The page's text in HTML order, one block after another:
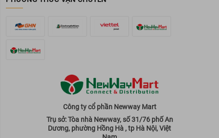
Công ty cổ phần Newway Mart
Trụ sở: Tòa nhà Newway, số 31/76 phố An
Dương, phường Hồng Hà , tp Hà Nội, Việt